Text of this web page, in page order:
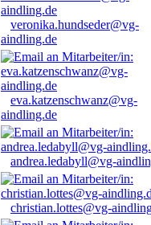
veronika.hundseder@vg-
aindling.de
eva.katzenschwanz@vg-
aindling.de
andrea.ledabyll@vg-
christian.lottes@vg-